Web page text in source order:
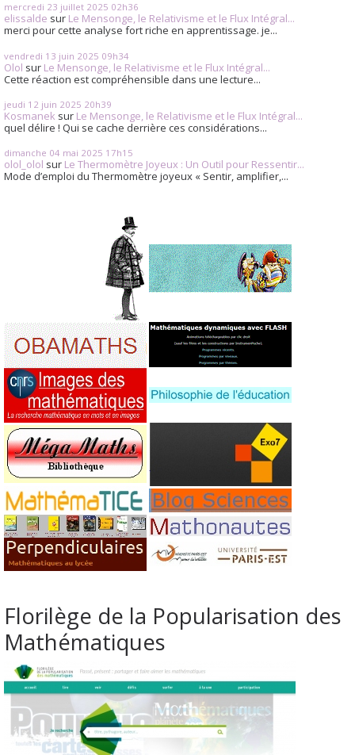
mercredi 23 juillet 2025 02h36
elissalde sur Le Mensonge, le Relativisme et le Flux Intégral...
merci pour cette analyse fort riche en apprentissage. je...
vendredi 13 juin 2025 09h34
Olol sur Le Mensonge, le Relativisme et le Flux Intégral...
Cette réaction est compréhensible dans une lecture...
jeudi 12 juin 2025 20h39
Kosmanek sur Le Mensonge, le Relativisme et le Flux Intégral...
quel délire ! Qui se cache derrière ces considérations...
dimanche 04 mai 2025 17h15
olol_olol sur Le Thermomètre Joyeux : Un Outil pour Ressentir...
Mode d’emploi du Thermomètre joyeux « Sentir, amplifier,...
Florilège de la Popularisation des
Mathématiques